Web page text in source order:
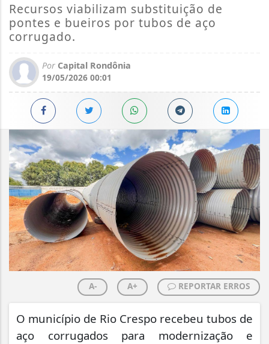
Recursos viabilizam substituição de
pontes e bueiros por tubos de aço
corrugado.
Por Capital Rondônia
19/05/2026 00:01
A- A+ REPORTAR ERROS
O município de Rio Crespo recebeu tubos de
aço corrugados para modernização e